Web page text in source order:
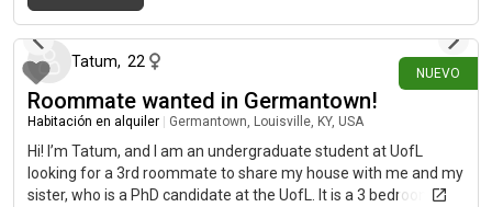
NUEVO
Tatum, 22
Roommate wanted in Germantown!
Habitación en alquiler Germantown, Louisville, KY, USA
Hi! I’m Tatum, and I am an undergraduate student at UofL
looking for a 3rd roommate to share my house with me and my
sister, who is a PhD candidate at the UofL. It is a 3 bedroom, 2